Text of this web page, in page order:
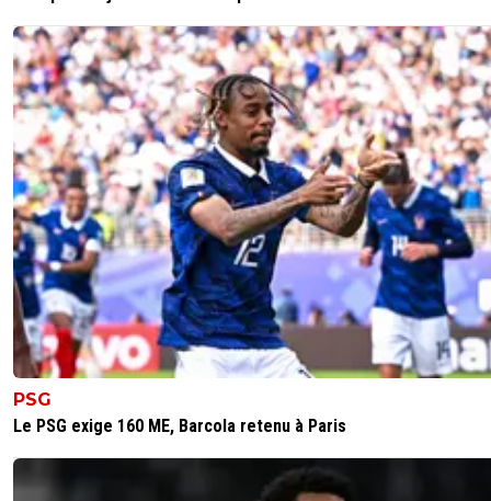
PSG
Le PSG exige 160 ME, Barcola retenu à Paris